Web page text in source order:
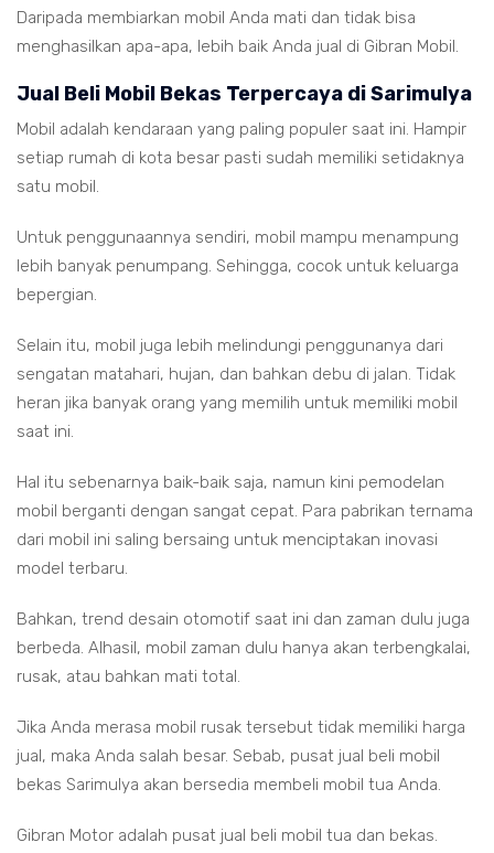
Daripada membiarkan mobil Anda mati dan tidak bisa
menghasilkan apa-apa, lebih baik Anda jual di Gibran Mobil.
Jual Beli Mobil Bekas Terpercaya di Sarimulya
Mobil adalah kendaraan yang paling populer saat ini. Hampir
setiap rumah di kota besar pasti sudah memiliki setidaknya
satu mobil.
Untuk penggunaannya sendiri, mobil mampu menampung
lebih banyak penumpang. Sehingga, cocok untuk keluarga
bepergian.
Selain itu, mobil juga lebih melindungi penggunanya dari
sengatan matahari, hujan, dan bahkan debu di jalan. Tidak
heran jika banyak orang yang memilih untuk memiliki mobil
saat ini.
Hal itu sebenarnya baik-baik saja, namun kini pemodelan
mobil berganti dengan sangat cepat. Para pabrikan ternama
dari mobil ini saling bersaing untuk menciptakan inovasi
model terbaru.
Bahkan, trend desain otomotif saat ini dan zaman dulu juga
berbeda. Alhasil, mobil zaman dulu hanya akan terbengkalai,
rusak, atau bahkan mati total.
Jika Anda merasa mobil rusak tersebut tidak memiliki harga
jual, maka Anda salah besar. Sebab, pusat jual beli mobil
bekas Sarimulya akan bersedia membeli mobil tua Anda.
Gibran Motor adalah pusat jual beli mobil tua dan bekas.